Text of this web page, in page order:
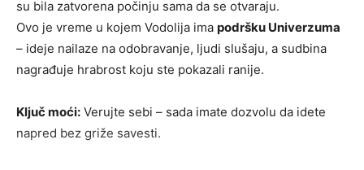
su bila zatvorena počinju sama da se otvaraju.
Ovo je vreme u kojem Vodolija ima podršku Univerzuma
– ideje nailaze na odobravanje, ljudi slušaju, a sudbina
nagrađuje hrabrost koju ste pokazali ranije.
Ključ moći: Verujte sebi – sada imate dozvolu da idete
napred bez griže savesti.